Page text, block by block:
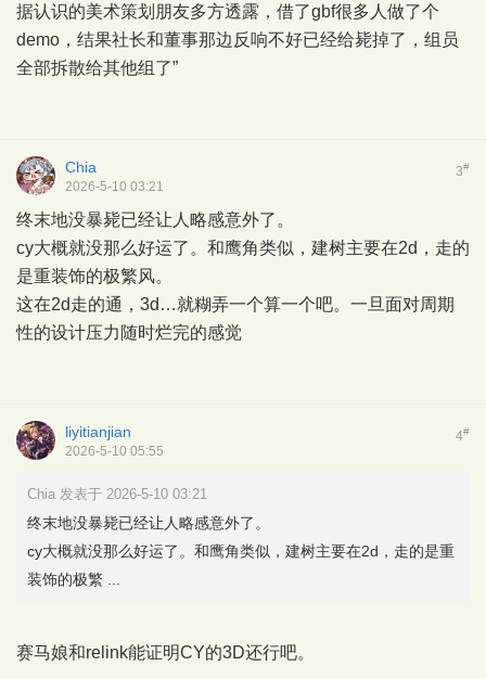
据认识的美术策划朋友多方透露，借了gbf很多人做了个
demo，结果社长和董事那边反响不好已经给毙掉了，组员
全部拆散给其他组了”
3#
Chia
2026-5-10 03:21
终末地没暴毙已经让人略感意外了。
cy大概就没那么好运了。和鹰角类似，建树主要在2d，走的
是重装饰的极繁风。
这在2d走的通，3d…就糊弄一个算一个吧。一旦面对周期
性的设计压力随时烂完的感觉
4#
liyitianjian
2026-5-10 05:55
Chia 发表于 2026-5-10 03:21
终末地没暴毙已经让人略感意外了。
cy大概就没那么好运了。和鹰角类似，建树主要在2d，走的是重
装饰的极繁 ...
赛马娘和relink能证明CY的3D还行吧。